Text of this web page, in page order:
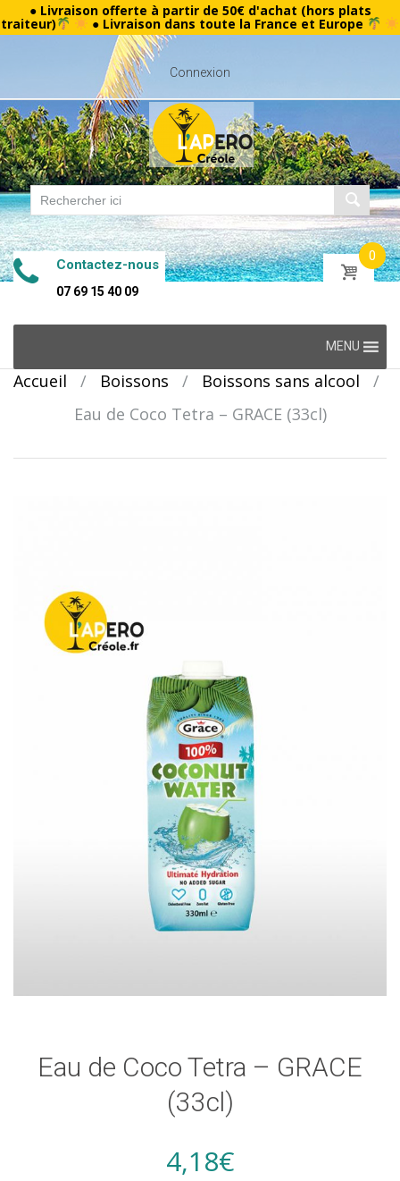
● Livraison offerte à partir de 50€ d'achat (hors plats
traiteur) ● Livraison dans toute la France et Europe
Connexion
Contactez-nous
07 69 15 40 09
0
content
MENU
Accueil / Boissons / Boissons sans alcool
/
Eau de Coco Tetra – GRACE (33cl)
Eau de Coco Tetra – GRACE
(33cl)
4,18€